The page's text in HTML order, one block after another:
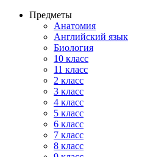
Предметы
Анатомия
Английский язык
Биология
10 класс
11 класс
2 класс
3 класс
4 класс
5 класс
6 класс
7 класс
8 класс